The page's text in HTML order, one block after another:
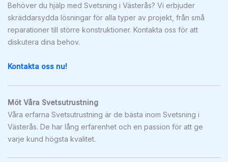
Behöver du hjälp med Svetsning i Västerås? Vi erbjuder
skräddarsydda lösningar för alla typer av projekt, från små
reparationer till större konstruktioner. Kontakta oss för att
diskutera dina behov.
Kontakta oss nu!
Möt Våra Svetsutrustning
Våra erfarna Svetsutrustning är de bästa inom Svetsning i
Västerås. De har lång erfarenhet och en passion för att ge
varje kund högsta kvalitet.